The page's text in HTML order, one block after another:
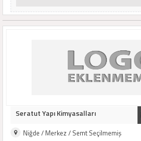
Seratut Yapı Kimyasalları
Niğde / Merkez / Semt Seçilmemiş